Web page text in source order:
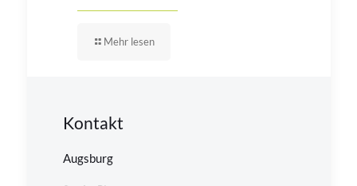
Mehr lesen
Kontakt
Augsburg